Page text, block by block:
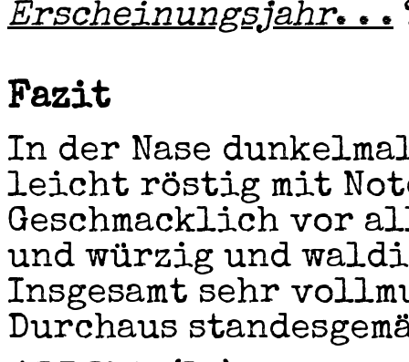
Erscheinungsjahr. . .
Fazit
In der Nase
leicht röstig mit
Geschmacklich vor
und würzig und
Insgesamt sehr
Durchaus